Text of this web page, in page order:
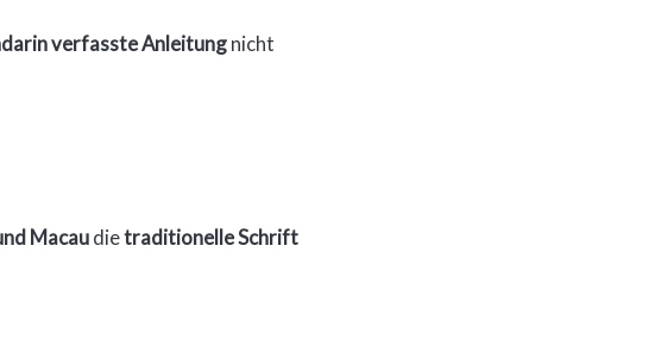
verfasste Anleitungnicht
Macaudietraditionelle Schrift